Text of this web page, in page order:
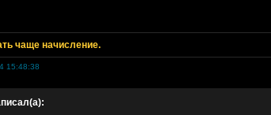
чаще начисление.
15:48:38